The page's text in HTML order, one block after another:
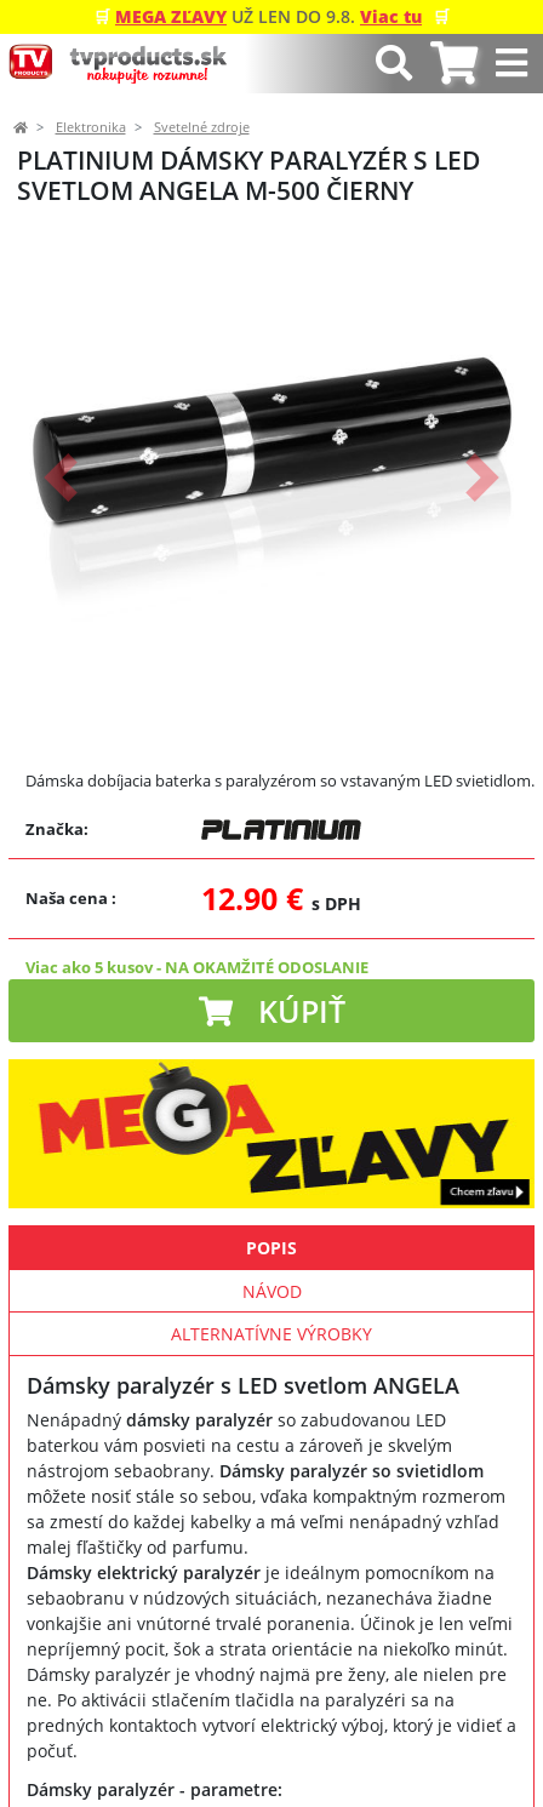
🛒 MEGA ZĽAVY UŽ LEN DO 9.8. Viac tu 🛒
Elektronika Svetelné zdroje
PLATINIUM DÁMSKY PARALYZÉR S LED
SVETLOM ANGELA M-500 ČIERNY
Predchádzajúci Ďalší
Dámska dobíjacia baterka s paralyzérom so vstavaným LED svietidlom.
Značka:
Naša cena : 12.90 € s DPH
Viac ako 5 kusov- NA OKAMŽITÉ ODOSLANIE
KÚPIŤ
POPIS
NÁVOD
ALTERNATÍVNE VÝROBKY
Dámsky paralyzér s LED svetlom ANGELA
Nenápadný dámsky paralyzér so zabudovanou LED
baterkou vám posvieti na cestu a zároveň je skvelým
nástrojom sebaobrany. Dámsky paralyzér so svietidlom
môžete nosiť stále so sebou, vďaka kompaktným rozmerom
sa zmestí do každej kabelky a má veľmi nenápadný vzhľad
malej fľaštičky od parfumu.
Dámsky elektrický paralyzér je ideálnym pomocníkom na
sebaobranu v núdzových situáciách, nezanecháva žiadne
vonkajšie ani vnútorné trvalé poranenia. Účinok je len veľmi
nepríjemný pocit, šok a strata orientácie na niekoľko minút.
Dámsky paralyzér je vhodný najmä pre ženy, ale nielen pre
ne. Po aktivácii stlačením tlačidla na paralyzéri sa na
predných kontaktoch vytvorí elektrický výboj, ktorý je vidieť a
počuť.
Dámsky paralyzér - parametre: